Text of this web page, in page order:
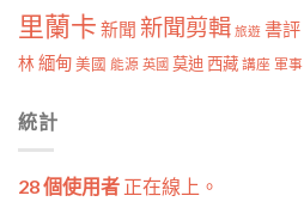
里蘭卡 新聞 新聞剪輯 旅遊 書評
林 緬甸 美國 能源 英國 莫迪 西藏 講座 軍事
統計
28 個使用者 正在線上。